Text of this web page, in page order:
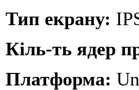
Тип екрану:
Кіль-ть ядер
Платформа: